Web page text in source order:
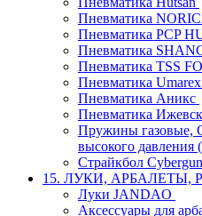
Пневматика
Пневматика PCP
Пневматика
Пневматика TSS
Пневматика Umarex
Пневматика Аникс
Пневматика Ижевск
Пружины газовые,
высокого давления
Страйкбол
15. ЛУКИ, АРБАЛЕТЫ,
Луки JANDAO
Аксессуары для